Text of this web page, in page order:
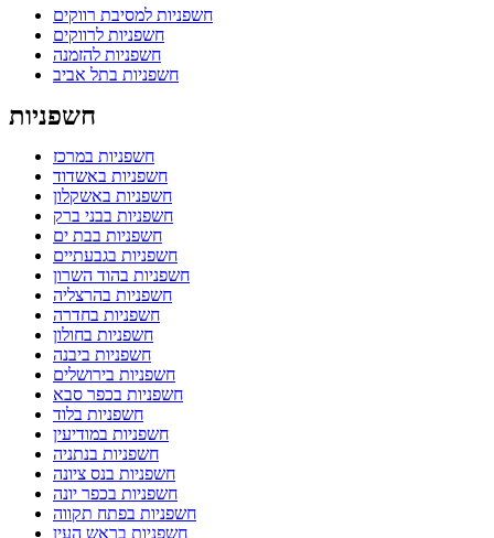
חשפניות למסיבת רווקים
חשפניות לרווקים
חשפניות להזמנה
חשפניות בתל אביב
חשפניות
חשפניות במרכז
חשפניות באשדוד
חשפניות באשקלון
חשפניות בבני ברק
חשפניות בבת ים
חשפניות בגבעתיים
חשפניות בהוד השרון
חשפניות בהרצליה
חשפניות בחדרה
חשפניות בחולון
חשפניות ביבנה
חשפניות בירושלים
חשפניות בכפר סבא
חשפניות בלוד
חשפניות במודיעין
חשפניות בנתניה
חשפניות בנס ציונה
חשפניות בכפר יונה
חשפניות בפתח תקווה
חשפניות בראש העין